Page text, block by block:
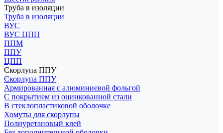
Труба в изоляции
Труба в изоляции
ВУС
ВУС ЦПП
ППМ
ППУ
ЦПП
Скорлупа ППУ
Скорлупа ППУ
Армированная с алюминиевой фольгой
С покрытием из оцинкованной стали
В стеклопластиковой оболочке
Хомуты для скорлупы
Полиуретановый клей